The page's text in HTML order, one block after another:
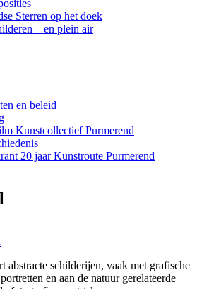
Sterren op het doek
– en plein air
en beleid
Kunstcollectief Purmerend
20 jaar Kunstroute Purmerend
abstracte schilderijen, vaak met grafische
en aan de natuur gerelateerde